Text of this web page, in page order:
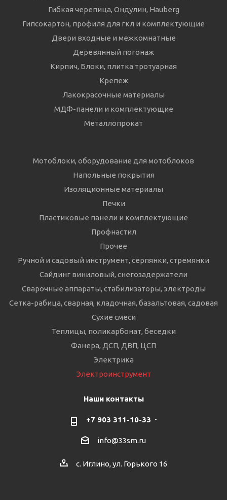
Гибкая черепица, Ондулин, Hauberg
Гипсокартон, профиля для гкл и комплектующие
Двери входные и межкомнатные
Деревянный погонаж
Кирпич, Блоки, плитка тротуарная
Крепеж
Лакокрасочные материалы
МДФ-панели и комплектующие
Металлопрокат
Мотоблоки, оборудование для мотоблоков
Напольные покрытия
Изоляционные материалы
Печки
Пластиковые панели и комплектующие
Профнастил
Прочее
Ручной и садовый инструмент, серпянки, стремянки
Сайдинг виниловый, снегозадержатели
Сварочные аппараты, стабилизаторы, электроды
Сетка-рабица, сварная, кладочная, базальтовая, садовая
Сухие смеси
Теплицы, поликарбонат, беседки
Фанера, ДСП, ДВП, ЦСП
Электрика
Электроинструмент
Наши контакты
+7 903 311-10-33
info@33sm.ru
с. Иглино, ул. Горького 16